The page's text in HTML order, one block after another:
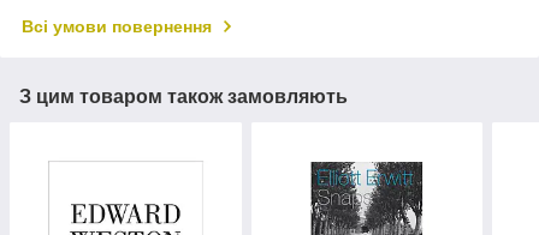
Всі умови повернення
З цим товаром також замовляють